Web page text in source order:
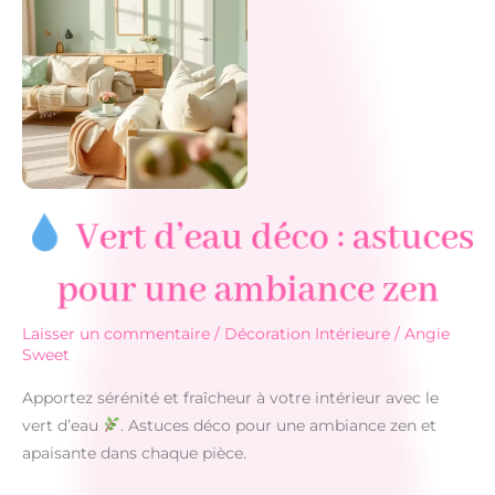
Vert d’eau déco : astuces
pour une ambiance zen
Laisser un commentaire / Décoration Intérieure / Angie
Sweet
Apportez sérénité et fraîcheur à votre intérieur avec le
vert d’eau
. Astuces déco pour une ambiance zen et
apaisante dans chaque pièce.